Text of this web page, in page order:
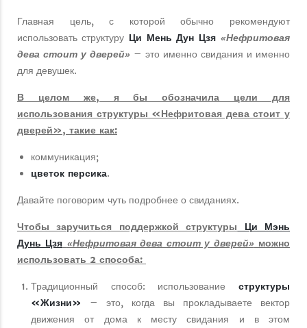
Главная цель, с которой обычно рекомендуют
использовать структуру Ци Мень Дун Цзя «Нефритовая
дева стоит у дверей» – это именно свидания и именно
для девушек.
В целом же, я бы обозначила цели для
использования структуры «Нефритовая дева стоит у
дверей», такие как:
коммуникация;
цветок персика.
Давайте поговорим чуть подробнее о свиданиях.
Чтобы заручиться поддержкой структуры Ци Мэнь
Дунь Цзя «Нефритовая дева стоит у дверей»можно
использовать 2 способа:
Традиционный способ: использование структуры
«Жизни»
– это, когда вы прокладываете вектор
движения от дома к месту свидания и в этом